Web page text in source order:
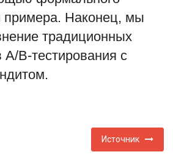
примера. Наконец, мы
традиционных
A/B-тестирования с
Источник